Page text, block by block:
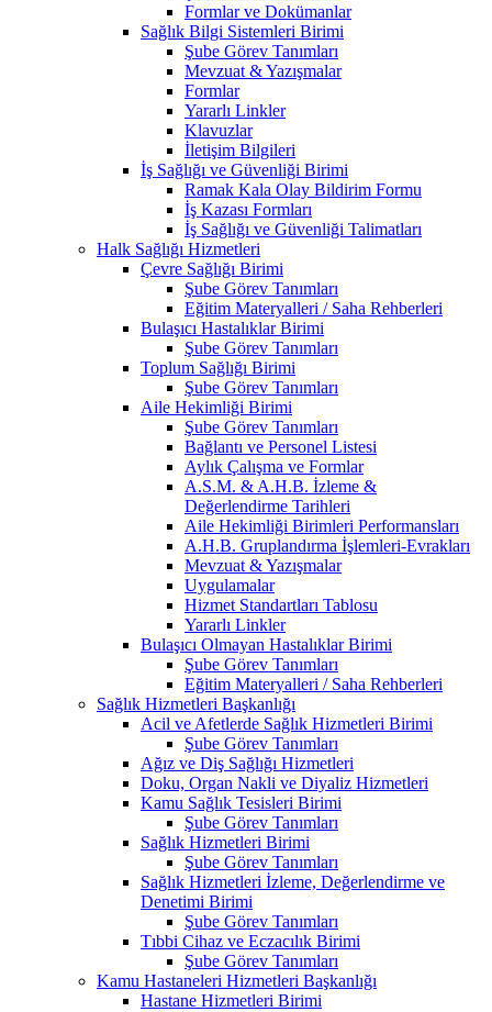
Formlar ve Dokümanlar
Sağlık Bilgi Sistemleri Birimi
Şube Görev Tanımları
Mevzuat & Yazışmalar
Formlar
Yararlı Linkler
Klavuzlar
İletişim Bilgileri
İş Sağlığı ve Güvenliği Birimi
Ramak Kala Olay Bildirim Formu
İş Kazası Formları
İş Sağlığı ve Güvenliği Talimatları
Halk Sağlığı Hizmetleri
Çevre Sağlığı Birimi
Şube Görev Tanımları
Eğitim Materyalleri / Saha Rehberleri
Bulaşıcı Hastalıklar Birimi
Şube Görev Tanımları
Toplum Sağlığı Birimi
Şube Görev Tanımları
Aile Hekimliği Birimi
Şube Görev Tanımları
Bağlantı ve Personel Listesi
Aylık Çalışma ve Formlar
A.S.M. & A.H.B. İzleme &
Değerlendirme Tarihleri
Aile Hekimliği Birimleri Performansları
A.H.B. Gruplandırma İşlemleri-Evrakları
Mevzuat & Yazışmalar
Uygulamalar
Hizmet Standartları Tablosu
Yararlı Linkler
Bulaşıcı Olmayan Hastalıklar Birimi
Şube Görev Tanımları
Eğitim Materyalleri / Saha Rehberleri
Sağlık Hizmetleri Başkanlığı
Acil ve Afetlerde Sağlık Hizmetleri Birimi
Şube Görev Tanımları
Ağız ve Diş Sağlığı Hizmetleri
Doku, Organ Nakli ve Diyaliz Hizmetleri
Kamu Sağlık Tesisleri Birimi
Şube Görev Tanımları
Sağlık Hizmetleri Birimi
Şube Görev Tanımları
Sağlık Hizmetleri İzleme, Değerlendirme ve
Denetimi Birimi
Şube Görev Tanımları
Tıbbi Cihaz ve Eczacılık Birimi
Şube Görev Tanımları
Kamu Hastaneleri Hizmetleri Başkanlığı
Hastane Hizmetleri Birimi